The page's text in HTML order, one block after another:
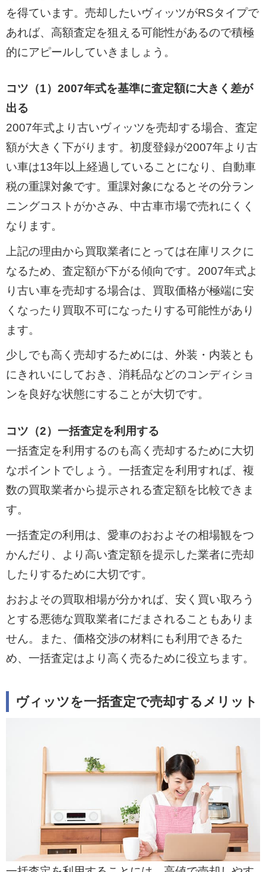
を得ています。売却したいヴィッツがRSタイプで
あれば、高額査定を狙える可能性があるので積極
的にアピールしていきましょう。
コツ（1）2007年式を基準に査定額に大きく差が
出る
2007年式より古いヴィッツを売却する場合、査定
額が大きく下がります。初度登録が2007年より古
い車は13年以上経過していることになり、自動車
税の重課対象です。重課対象になるとその分ラン
ニングコストがかさみ、中古車市場で売れにくく
なります。
上記の理由から買取業者にとっては在庫リスクに
なるため、査定額が下がる傾向です。2007年式よ
り古い車を売却する場合は、買取価格が極端に安
くなったり買取不可になったりする可能性があり
ます。
少しでも高く売却するためには、外装・内装とも
にきれいにしておき、消耗品などのコンディショ
ンを良好な状態にすることが大切です。
コツ（2）一括査定を利用する
一括査定を利用するのも高く売却するために大切
なポイントでしょう。一括査定を利用すれば、複
数の買取業者から提示される査定額を比較できま
す。
一括査定の利用は、愛車のおおよその相場観をつ
かんだり、より高い査定額を提示した業者に売却
したりするために大切です。
おおよその買取相場が分かれば、安く買い取ろう
とする悪徳な買取業者にだまされることもありま
せん。また、価格交渉の材料にも利用できるた
め、一括査定はより高く売るために役立ちます。
ヴィッツを一括査定で売却するメリット